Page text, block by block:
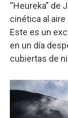
“Heureka” de
cinética al
Este es un
en un día
cubiertas de